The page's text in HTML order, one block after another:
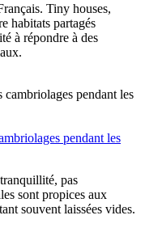
Tiny houses,
habitats partagés
à répondre à des
pendant les
pas
sont propices aux
souvent laissées vides.